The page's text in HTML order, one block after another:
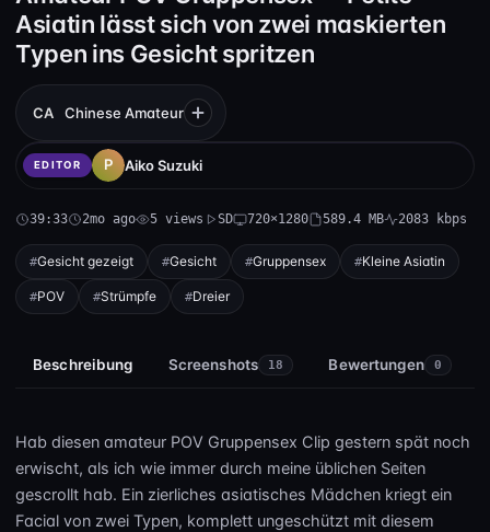
Asiatin lässt sich von zwei maskierten
Typen ins Gesicht spritzen
CA Chinese Amateur
EDITOR Aiko Suzuki
39:33 2mo ago 5 views SD 720×1280 589.4 MB 2083 kbps
Gesicht gezeigt Gesicht Gruppensex Kleine Asiatin
POV Strümpfe Dreier
Beschreibung Screenshots 18 Bewertungen 0
Hab diesen amateur POV Gruppensex Clip gestern spät noch
erwischt, als ich wie immer durch meine üblichen Seiten
gescrollt hab. Ein zierliches asiatisches Mädchen kriegt ein
Facial von zwei Typen, komplett ungeschützt mit diesem